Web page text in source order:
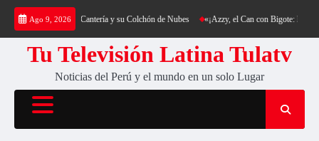
Saltar
contenido
Ago 9, 2026
Trekking al Cerro Cantería y su Colchón de Nubes «¡Azzy, el Can con Bigote: La
Tu Televisión Latina Tulatv
Noticias del Perú y el mundo en un solo Lugar